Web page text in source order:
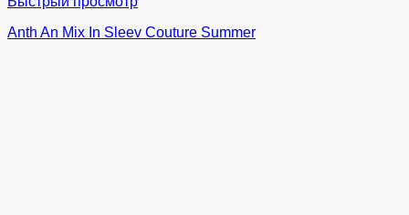
Anth An Mix In Sleev Couture Summer